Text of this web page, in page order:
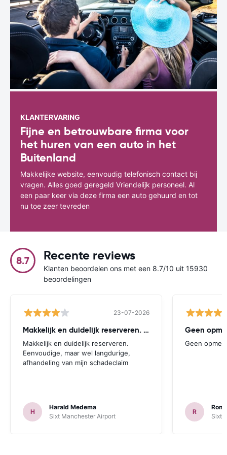
KLANTERVARING
Fijne en betrouwbare firma voor
het huren van een auto in het
Buitenland
Makkelijke website, eenvoudig telefonisch contact bij
vragen. Alles goed geregeld Vriendelijk personeel. Al
een paar keer via deze firma een auto gehuurd en tot
nu toe zeer tevreden
8.7 Recente reviews
Klanten beoordelen ons met een 8.7/10 uit 15930
beoordelingen
23-07-2026
Makkelijk en duidelijk reserveren. Eenvoudige
Makkelijk en duidelijk reserveren.
Eenvoudige, maar wel langdurige,
afhandeling van mijn schadeclaim
H
Harald Medema
Sixt Manchester Airport
Geen
Geen
R
Sixt